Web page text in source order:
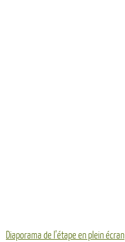
Diaporama de l’étape en plein écran